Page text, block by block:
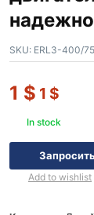
SKU: ERL3-400/
1 $ 1 $
In stock
Add to wishlist